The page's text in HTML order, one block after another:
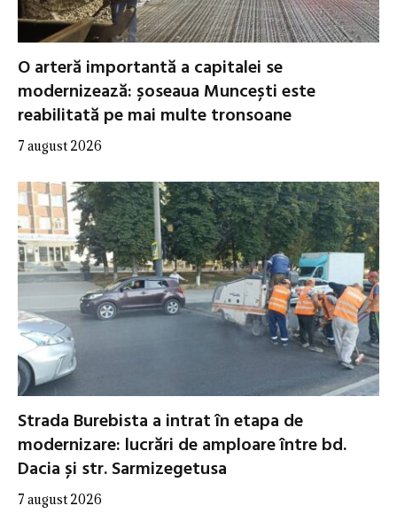
O arteră importantă a capitalei se
modernizează: șoseaua Muncești este
reabilitată pe mai multe tronsoane
7 august 2026
Strada Burebista a intrat în etapa de
modernizare: lucrări de amploare între bd.
Dacia și str. Sarmizegetusa
7 august 2026